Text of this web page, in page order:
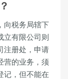
，向税务局辖下
立有限公司则
注册处，申请
营的业务，须
记，但不能在